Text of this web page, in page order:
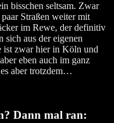
bisschen seltsam. Zwar
Straßen weiter mit
im Rewe, der definitiv
sich aus der eigenen
ist zwar hier in Köln und
eben auch im ganz
aber trotzdem…
Dann mal ran: